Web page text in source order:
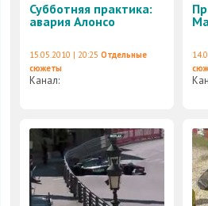
Субботняя практика:
авария Алонсо
15.05.2010 | 20:25 Отдельные
сюжеты
Канал: